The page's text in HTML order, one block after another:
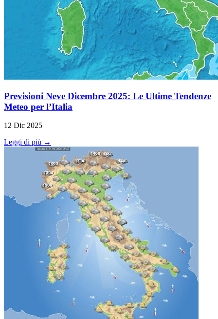
Previsioni Neve Dicembre 2025: Le Ultime Tendenze
Meteo per l’Italia
12 Dic 2025
Leggi di più →